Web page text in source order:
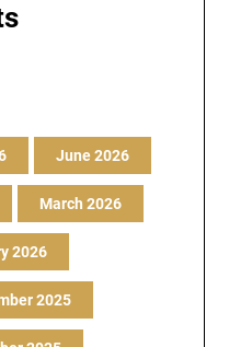
June 2026
March 2026
2026
2025